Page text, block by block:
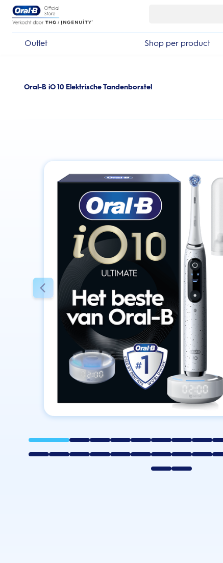
Outlet Shop per product
Oral-B iO 10 Elektrische Tandenborstel